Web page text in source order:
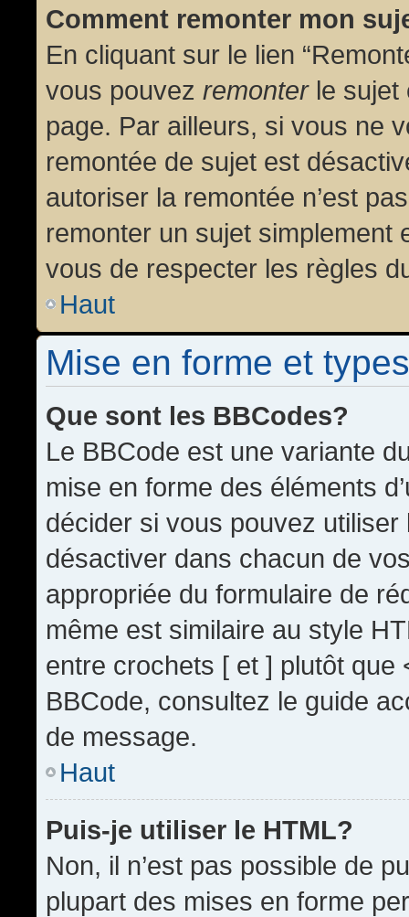
Comment remonter mon
En cliquant sur le lien
vous pouvez remonterle sujet
page. Par ailleurs, si vous ne
remontée de sujet est
autoriser la remontée n’est
remonter un sujet simplement
vous de respecter les règles
Haut
Mise en forme et
Que sont les BBCodes?
Le BBCode est une variante
mise en forme des éléments
décider si vous pouvez
désactiver dans chacun de
appropriée du formulaire de
même est similaire au style
entre crochets [ et ] plutôt que
BBCode, consultez le guide
de message.
Haut
Puis-je utiliser le HTML?
Non, il n’est pas possible de
plupart des mises en forme